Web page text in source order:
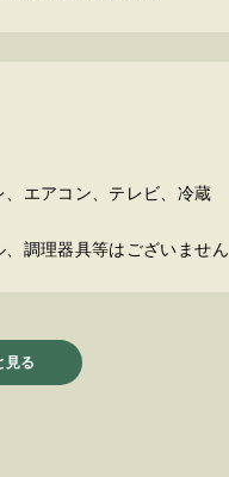
エアコン、テレビ、冷蔵
調理器具等はございません
見る